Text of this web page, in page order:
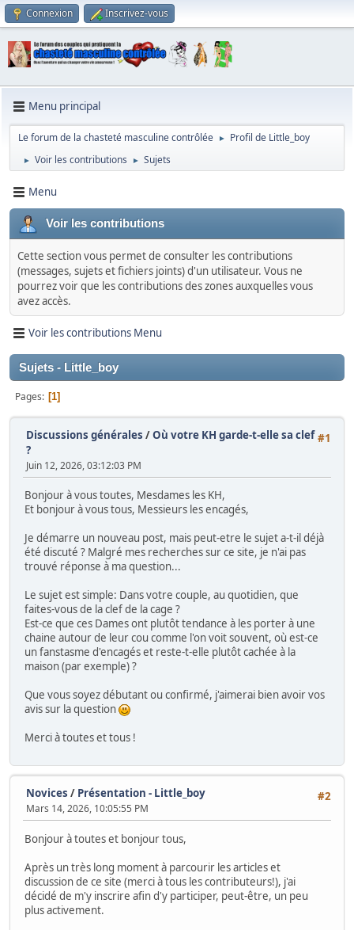
Connexion Inscrivez-vous
Menu principal
Le forum de la chasteté masculine contrôlée ► Profil de Little_boy
► Voir les contributions ► Sujets
Menu
Voir les contributions
Cette section vous permet de consulter les contributions
(messages, sujets et fichiers joints) d'un utilisateur. Vous ne
pourrez voir que les contributions des zones auxquelles vous
avez accès.
Voir les contributions Menu
Sujets - Little_boy
Pages 1
#1
Discussions générales /Où votre KH garde-t-elle sa clef
?
Juin 12, 2026, 03:12:03 PM
Bonjour à vous toutes, Mesdames les KH,
Et bonjour à vous tous, Messieurs les encagés,
Je démarre un nouveau post, mais peut-etre le sujet a-t-il déjà
été discuté ? Malgré mes recherches sur ce site, je n'ai pas
trouvé réponse à ma question...
Le sujet est simple: Dans votre couple, au quotidien, que
faites-vous de la clef de la cage ?
Est-ce que ces Dames ont plutôt tendance à les porter à une
chaine autour de leur cou comme l'on voit souvent, où est-ce
un fanstasme d'encagés et reste-t-elle plutôt cachée à la
maison (par exemple) ?
Que vous soyez débutant ou confirmé, j'aimerai bien avoir vos
avis sur la question
Merci à toutes et tous !
#2
Novices / Présentation - Little_boy
Mars 14, 2026, 10:05:55 PM
Bonjour à toutes et bonjour tous,
Après un très long moment à parcourir les articles et
discussion de ce site (merci à tous les contributeurs!), j'ai
décidé de m'y inscrire afin d'y participer, peut-être, un peu
plus activement.